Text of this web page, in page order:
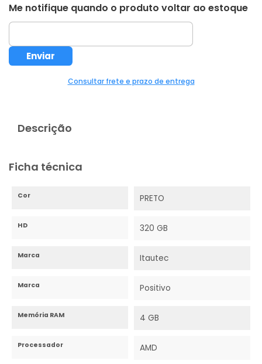
Me notifique quando o produto voltar ao estoque
Consultar frete e prazo de entrega
Descrição
Ficha técnica
Cor PRETO
HD 320 GB
Marca Itautec
Marca Positivo
Memória RAM 4 GB
Processador AMD